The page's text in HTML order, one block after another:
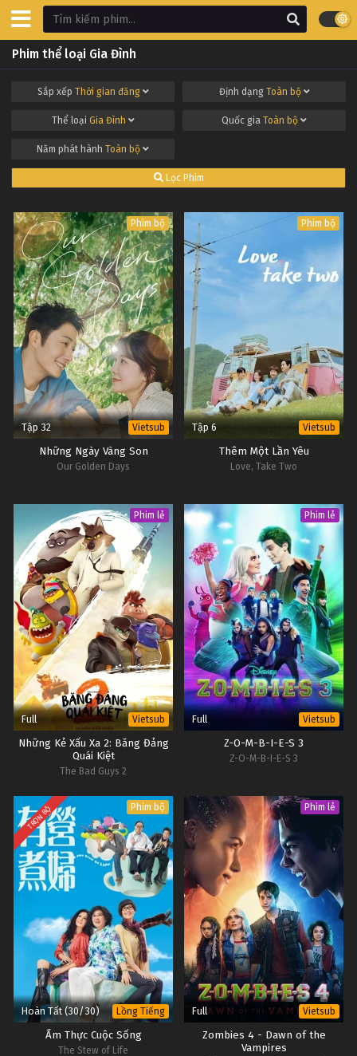
Phim thể loại Gia Đình
Sắp xếp Thời gian đăng Định dạng Toàn bộ
Thể loại Gia Đình Quốc gia Toàn bộ
Năm phát hành Toàn bộ
Lọc Phim
Phim bộ
Tập 32 Vietsub
Những Ngày Vàng Son
Our Golden Days
Phim bộ
Tập 6 Vietsub
Thêm Một Lần Yêu
Love, Take Two
Phim lẻ
Full Vietsub
Những Kẻ Xấu Xa 2: Băng Đảng
Quái Kiệt
The Bad Guys 2
Phim lẻ
Full Vietsub
Z-O-M-B-I-E-S 3
Z-O-M-B-I-E-S 3
TRỌN BỘ Phim bộ
Hoàn Tất (30/30) Lồng Tiếng
Ẩm Thực Cuộc Sống
The Stew of Life
Phim lẻ
Full Vietsub
Zombies 4 - Dawn of the
Vampires